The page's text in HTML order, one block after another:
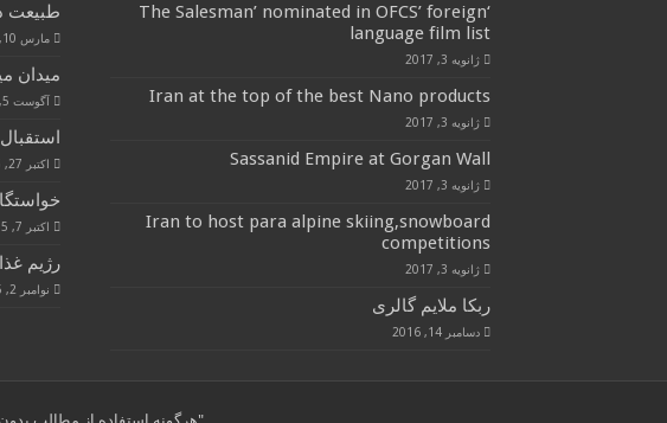
‘The Salesman’ nominated in OFCS’ foreign
language film list
ژانویه 3, 2017
Iran at the top of the best Nano products
ژانویه 3, 2017
Sassanid Empire at Gorgan Wall
ژانویه 3, 2017
Iran to host para alpine skiing,snowboard
competitions
ژانویه 3, 2017
ربکا ملایم گالری
دسامبر 14, 2016
طبیعت
مارس 10, 2016
ميدان
آگوست 5, 2015
اکتبر 27, 2015
اکتبر 7, 2015
رژیم
نوامبر 2, 2015